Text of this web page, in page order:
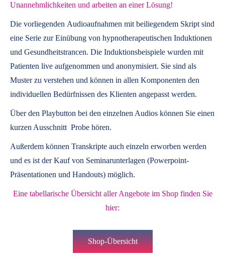
Unannehmlichkeiten und arbeiten an einer Lösung!
Die vorliegenden Audioaufnahmen mit beiliegendem Skript sind
eine Serie zur Einübung von hypnotherapeutischen Induktionen
und Gesundheitstrancen. Die Induktionsbeispiele wurden mit
Patienten live aufgenommen und anonymisiert. Sie sind als
Muster zu verstehen und können in allen Komponenten den
individuellen Bedürfnissen des Klienten angepasst werden.
Über den Playbutton bei den einzelnen Audios können Sie einen
kurzen Ausschnitt Probe hören.
Außerdem können Transkripte auch einzeln erworben werden
und es ist der Kauf von Seminarunterlagen (Powerpoint-
Präsentationen und Handouts) möglich.
Eine tabellarische Übersicht aller Angebote im Shop finden Sie
hier:
Shop-Übersicht